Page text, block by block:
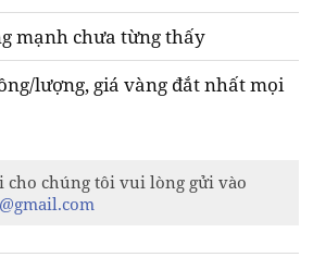
mạnh chưa từng thấy
lượng, giá vàng đắt nhất mọi
cho chúng tôi vui lòng gửi vào